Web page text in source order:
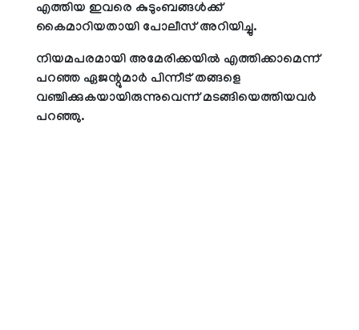
എത്തിയ ഇവരെ കുടുംബങ്ങള്‍ക്ക്
കൈമാറിയതായി പോലീസ് അറിയിച്ചു.
നിയമപരമായി അമേരിക്കയില്‍ എത്തിക്കാമെന്ന്
പറഞ്ഞ ഏജന്റുമാര്‍ പിന്നീട് തങ്ങളെ
വഞ്ചിക്കുകയായിരുന്നുവെന്ന് മടങ്ങിയെത്തിയവര്‍
പറഞ്ഞു.